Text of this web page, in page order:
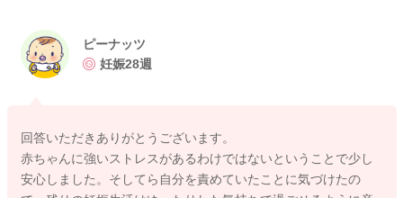
どうか「私がお母さんじゃなかったら」なんて、ご自身を責め
ないでくださいね。
赤ちゃんは羊水の中で守られていて、こうした張りで強いスト
レスがかかるわけではありません。
異常がないと言われている場合は、張りを感じたときに「少し
ピーナッツ
妊娠28週
回答いただきありがとうございます。
赤ちゃんに強いストレスがあるわけではないということで少し
安心しました。そしてら自分を責めていたことに気づけたの